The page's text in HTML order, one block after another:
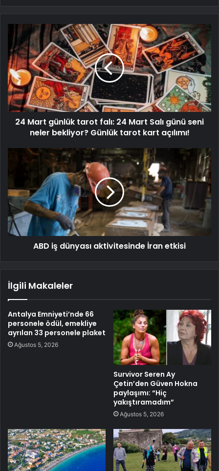
24 Mart günlük tarot falı: 24 Mart Salı günü seni
neler bekliyor? Günlük tarot kart açılımı!
ABD iş dünyası aktivitesinde İran etkisi
İlgili Makaleler
Antalya Emniyeti’nde 66
personele ödül, emekliye
ayrılan 33 personele plaket
Ağustos 5, 2026
Survivor Seren Ay
Çetin’den Güven Hokna
paylaşımı: “Hiç
yakıştıramadım”
Ağustos 5, 2026